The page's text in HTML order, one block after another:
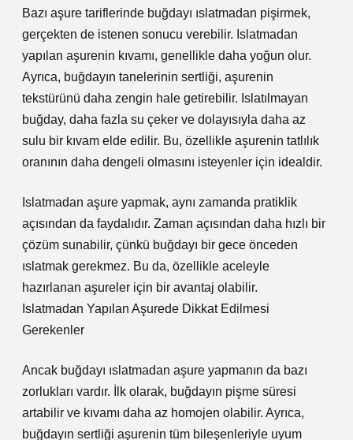
Bazı aşure tariflerinde buğdayı ıslatmadan pişirmek,
gerçekten de istenen sonucu verebilir. Islatmadan
yapılan aşurenin kıvamı, genellikle daha yoğun olur.
Ayrıca, buğdayın tanelerinin sertliği, aşurenin
tekstürünü daha zengin hale getirebilir. Islatılmayan
buğday, daha fazla su çeker ve dolayısıyla daha az
sulu bir kıvam elde edilir. Bu, özellikle aşurenin tatlılık
oranının daha dengeli olmasını isteyenler için idealdir.
Islatmadan aşure yapmak, aynı zamanda pratiklik
açısından da faydalıdır. Zaman açısından daha hızlı bir
çözüm sunabilir, çünkü buğdayı bir gece önceden
ıslatmak gerekmez. Bu da, özellikle aceleyle
hazırlanan aşureler için bir avantaj olabilir.
Islatmadan Yapılan Aşurede Dikkat Edilmesi
Gerekenler
Ancak buğdayı ıslatmadan aşure yapmanın da bazı
zorlukları vardır. İlk olarak, buğdayın pişme süresi
artabilir ve kıvamı daha az homojen olabilir. Ayrıca,
buğdayın sertliği aşurenin tüm bileşenleriyle uyum